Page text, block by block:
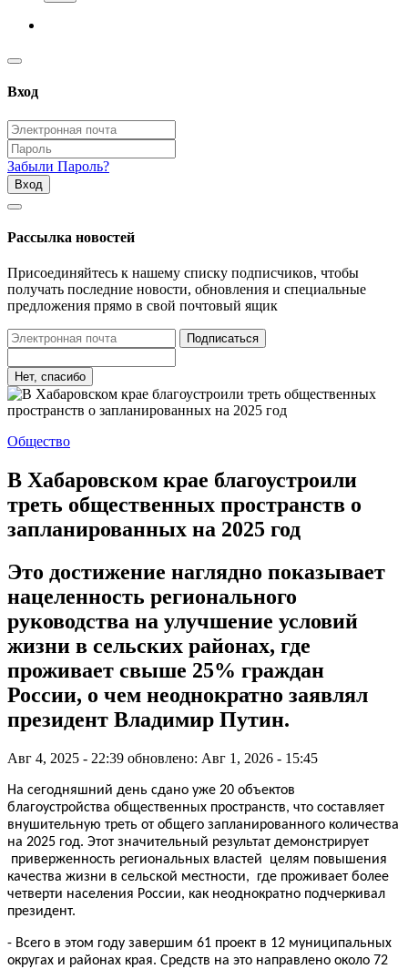
Вход
Забыли Пароль?
Вход
Рассылка новостей
Присоединяйтесь к нашему списку подписчиков, чтобы
получать последние новости, обновления и специальные
предложения прямо в свой почтовый ящик
Подписаться
Нет, спасибо
Общество
В Хабаровском крае благоустроили
треть общественных пространств о
запланированных на 2025 год
Это достижение наглядно показывает
нацеленность регионального
руководства на улучшение условий
жизни в сельских районах, где
проживает свыше 25% граждан
России, о чем неоднократно заявлял
президент Владимир Путин.
Авг 4, 2025 - 22:39 обновлено: Авг 1, 2026 - 15:45
На сегодняшний день сдано уже 20 объектов
благоустройства общественных пространств, что составляет
внушительную треть от общего запланированного количества
на 2025 год. Этот значительный результат демонстрирует
приверженность региональных властей целям повышения
качества жизни в сельской местности, где проживает более
четверти населения России, как неоднократно подчеркивал
президент.
- Всего в этом году завершим 61 проект в 12 муниципальных
округах и районах края. Средств на это направлено около 72